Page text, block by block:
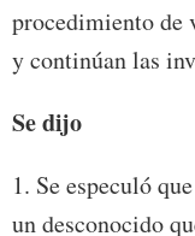
procedimiento de
y continúan las
Se dijo
1. Se especuló
un desconocido